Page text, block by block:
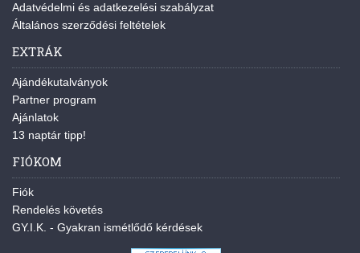
Adatvédelmi és adatkezelési szabályzat
Általános szerződési feltételek
EXTRÁK
Ajándékutalványok
Partner program
Ajánlatok
13 naptár tipp!
FIÓKOM
Fiók
Rendelés követés
GY.I.K. - Gyakran ismétlődő kérdések